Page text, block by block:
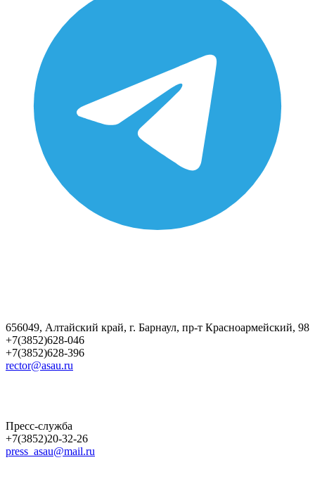
656049, Алтайский край, г. Барнаул, пр-т Красноармейский, 98
+7(3852)628-046
+7(3852)628-396
rector@asau.ru
Пресс-служба
+7(3852)20-32-26
press_asau@mail.ru